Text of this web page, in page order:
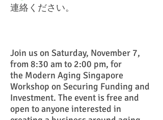
連絡ください。
Join us on Saturday, November 7,
from 8:30 am to 2:00 pm, for
the Modern Aging Singapore
Workshop on Securing Funding and
Investment. The event is free and
open to anyone interested in